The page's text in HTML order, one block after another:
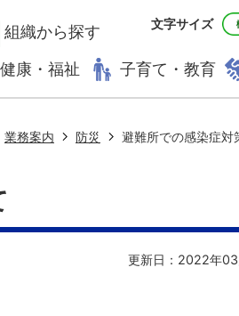
文字サイズ
組織から探す
健康・福祉 子育て・教育
業務案内 防災 避難所での感染症対
更新日：2022年03